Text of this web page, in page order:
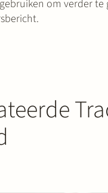
om verder te